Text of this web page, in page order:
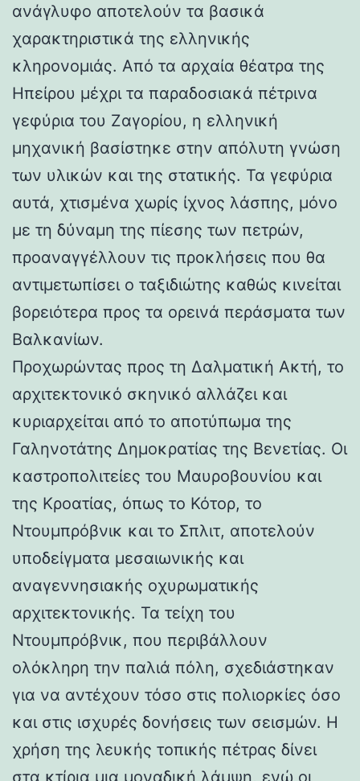
ανάγλυφο αποτελούν τα βασικά
χαρακτηριστικά της ελληνικής
κληρονομιάς. Από τα αρχαία θέατρα της
Ηπείρου μέχρι τα παραδοσιακά πέτρινα
γεφύρια του Ζαγορίου, η ελληνική
μηχανική βασίστηκε στην απόλυτη γνώση
των υλικών και της στατικής. Τα γεφύρια
αυτά, χτισμένα χωρίς ίχνος λάσπης, μόνο
με τη δύναμη της πίεσης των πετρών,
προαναγγέλλουν τις προκλήσεις που θα
αντιμετωπίσει ο ταξιδιώτης καθώς κινείται
βορειότερα προς τα ορεινά περάσματα των
Βαλκανίων.
Προχωρώντας προς τη Δαλματική Ακτή, το
αρχιτεκτονικό σκηνικό αλλάζει και
κυριαρχείται από το αποτύπωμα της
Γαληνοτάτης Δημοκρατίας της Βενετίας. Οι
καστροπολιτείες του Μαυροβουνίου και
της Κροατίας, όπως το Κότορ, το
Ντουμπρόβνικ και το Σπλιτ, αποτελούν
υποδείγματα μεσαιωνικής και
αναγεννησιακής οχυρωματικής
αρχιτεκτονικής. Τα τείχη του
Ντουμπρόβνικ, που περιβάλλουν
ολόκληρη την παλιά πόλη, σχεδιάστηκαν
για να αντέχουν τόσο στις πολιορκίες όσο
και στις ισχυρές δονήσεις των σεισμών. Η
χρήση της λευκής τοπικής πέτρας δίνει
στα κτίρια μια μοναδική λάμψη, ενώ οι